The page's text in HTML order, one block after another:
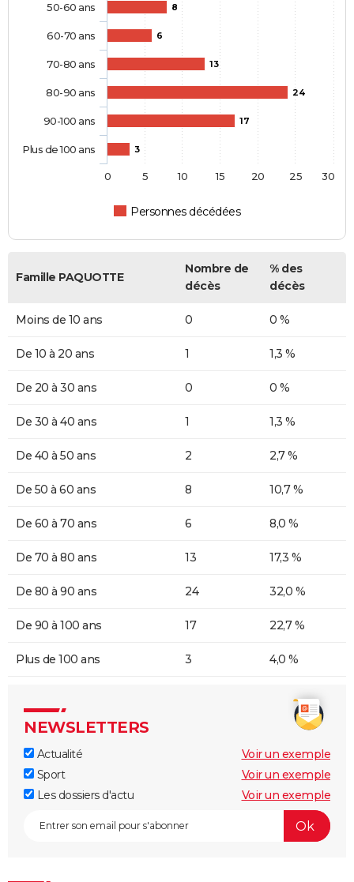
8
6
13
24
17
3
Personnes décédées
50-60 ans
60-70 ans
70-80 ans
80-90 ans
90-100 ans
Plus de 100 ans
0 5 10 15 20 25 30
Famille PAQUOTTE
Nombre de
décès
% des
décès
Moins de 10 ans 0 0 %
De 10 à 20 ans 1 1,3 %
De 20 à 30 ans 0 0 %
De 30 à 40 ans 1 1,3 %
De 40 à 50 ans 2 2,7 %
De 50 à 60 ans 8 10,7 %
De 60 à 70 ans 6 8,0 %
De 70 à 80 ans 13 17,3 %
De 80 à 90 ans 24 32,0 %
De 90 à 100 ans 17 22,7 %
Plus de 100 ans 3 4,0 %
NEWSLETTERS
Actualité
Voir un exemple
Sport
Voir un exemple
Les dossiers d'actu
Voir un exemple